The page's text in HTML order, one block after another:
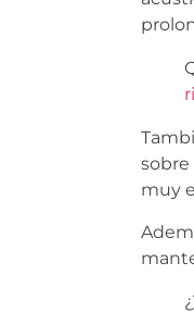
sobre
muy